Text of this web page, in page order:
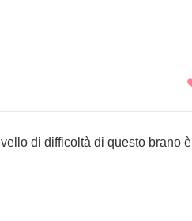
di difficoltà di questo brano è